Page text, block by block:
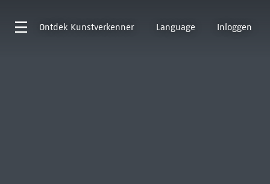
Ontdek Kunstverkenner Language Inloggen